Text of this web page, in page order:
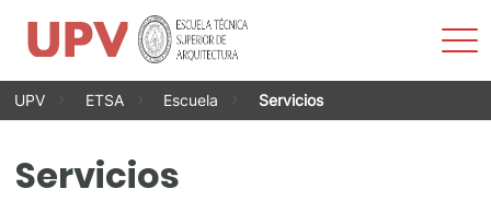
Saltar
UPV ETSA Escuela Servicios
Servicios